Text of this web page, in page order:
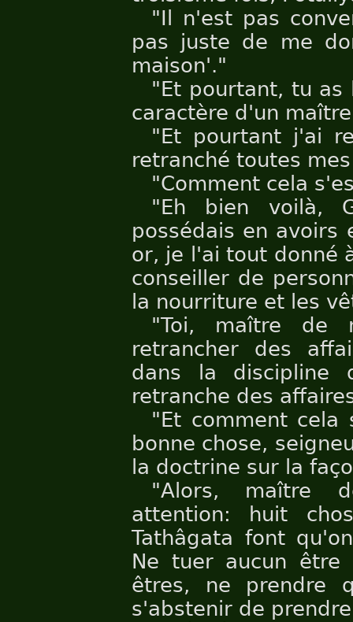
"Il n'est pas
pas juste de me
maison'."
"Et pourtant, tu as
caractère d'un
"Et pourtant j'ai
retranché toutes
"Comment cela
"Eh bien voilà,
possédais en avoirs
or, je l'ai tout donné
conseiller de
la nourriture et les
"Toi, maître de
retrancher des
dans la discipline
retranche des
"Et comment cela
bonne chose,
la doctrine sur la
"Alors, maître
attention: huit
Tathâgata font
Ne tuer aucun
êtres, ne prendre
s'abstenir de